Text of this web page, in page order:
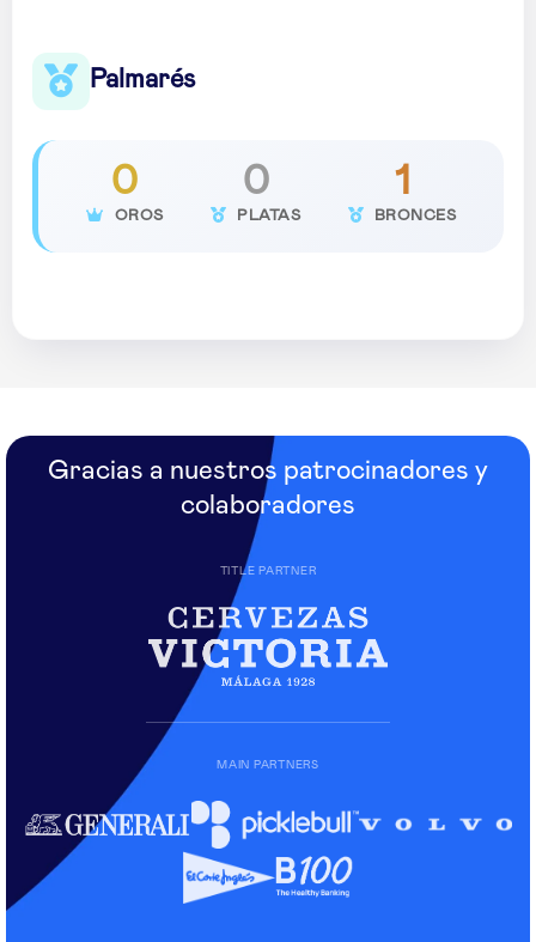
Palmarés
0
OROS
0
PLATAS
1
BRONCES
Gracias a nuestros patrocinadores y
colaboradores
TITLE PARTNER
MAIN PARTNERS